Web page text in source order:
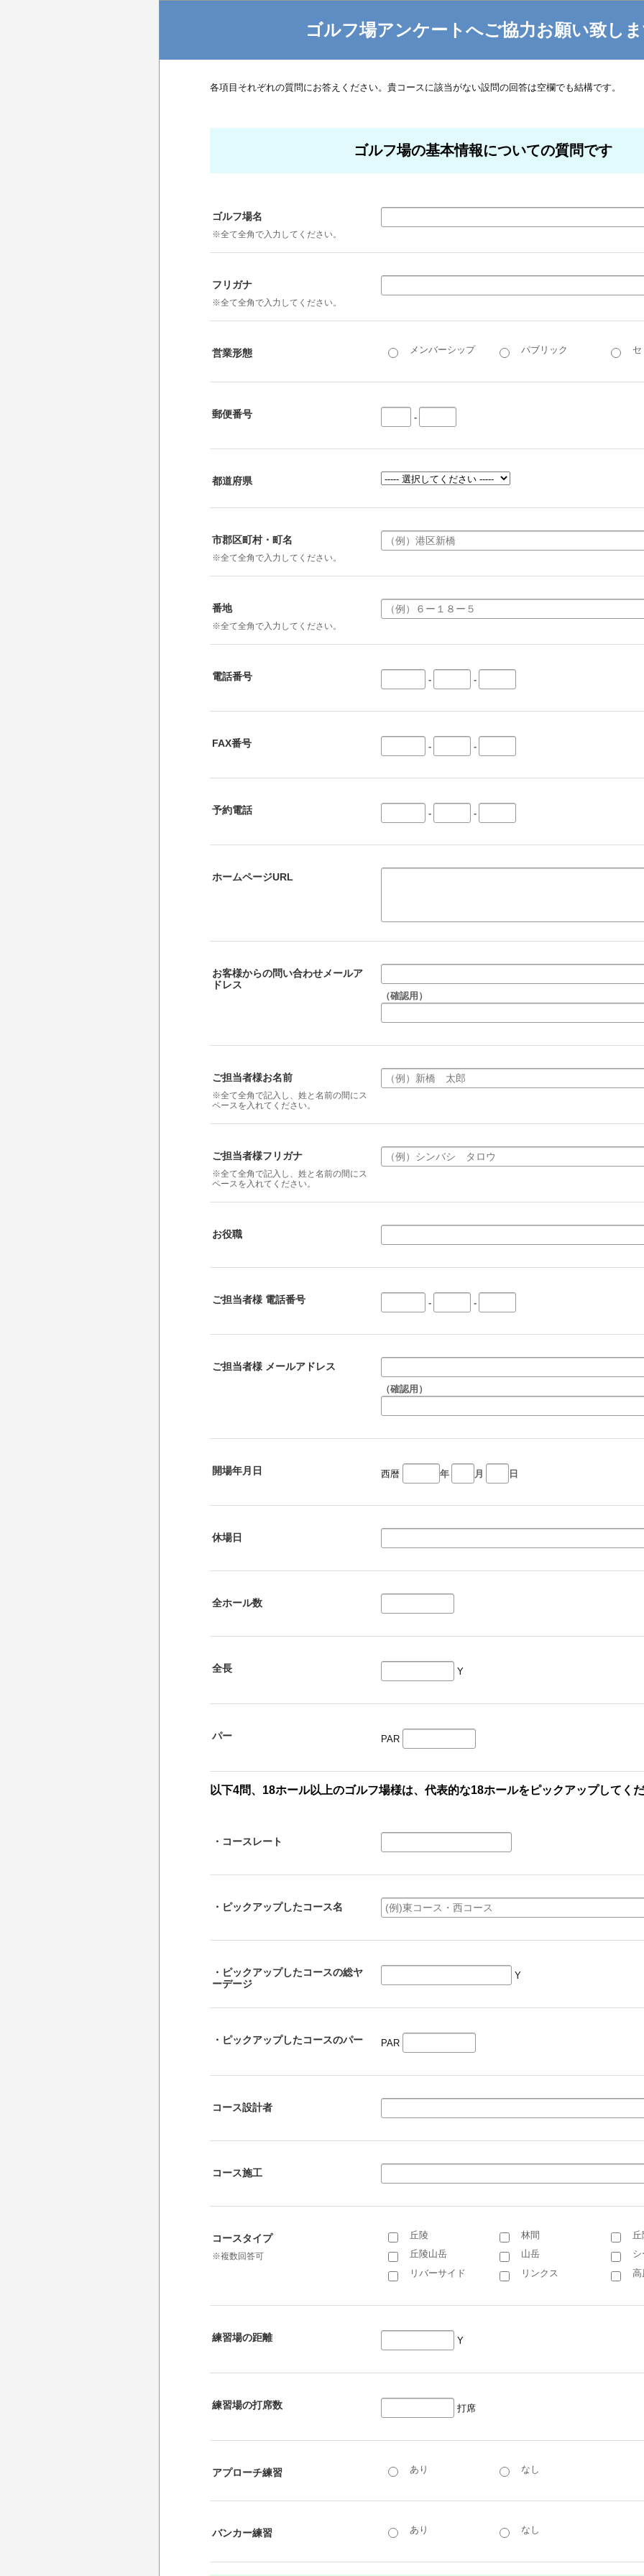
ゴルフ場アンケートへご協力お願い致し
各項目それぞれの質問にお答えください。貴コースに該当がない設問の回答は空欄でも結構です。
ゴルフ場の基本情報についての質問です
ゴルフ場名
※全て全角で入力してください。
フリガナ
※全て全角で入力してください。
営業形態 メンバーシップ パブリック
郵便番号 -
都道府県
市郡区町村・町名
※全て全角で入力してください。
番地
※全て全角で入力してください。
電話番号 - -
FAX番号 - -
予約電話 - -
ホームページURL
お客様からの問い合わせメールア
ドレス
（確認用）
ご担当者様お名前
※全て全角で記入し、姓と名前の間にス
ペースを入れてください。
ご担当者様フリガナ
※全て全角で記入し、姓と名前の間にス
ペースを入れてください。
お役職
ご担当者様 電話番号 - -
ご担当者様 メールアドレス
（確認用）
開場年月日 西暦 年 月 日
休場日
全ホール数
全長 Y
パー PAR
以下4問、18ホール以上のゴルフ場様は、代表的な18ホールをピックアップしてく
・コースレート
・ピックアップしたコース名
・ピックアップしたコースの総ヤ
ーデージ
Y
・ピックアップしたコースのパー PAR
コース設計者
コース施工
コースタイプ
※複数回答可
丘陵 林間
丘陵山岳
山岳
リバーサイド
リンクス 高
練習場の距離 Y
練習場の打席数 打席
アプローチ練習 あり なし
バンカー練習 あり なし